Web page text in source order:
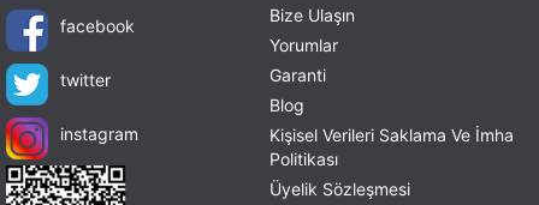
facebook
twitter
instagram
Bize Ulaşın
Yorumlar
Garanti
Blog
Kişisel Verileri Saklama Ve İmha
Politikası
Üyelik Sözleşmesi